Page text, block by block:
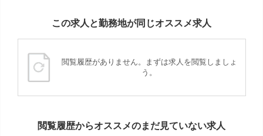
この求人と勤務地が同じオススメ求人
閲覧履歴がありません。まずは求人を閲覧しましょ
う。
閲覧履歴からオススメのまだ見ていない求人